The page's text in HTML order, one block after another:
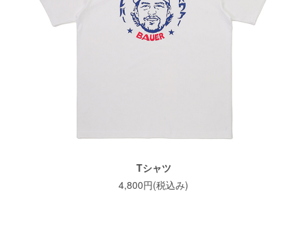
Tシャツ
4,800円(税込み)